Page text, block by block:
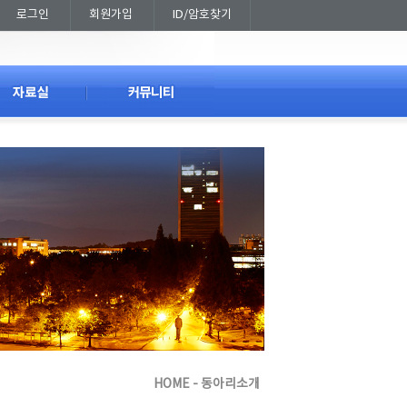
로그인 회원가입 ID/암호찾기
HOME - 동아리소개